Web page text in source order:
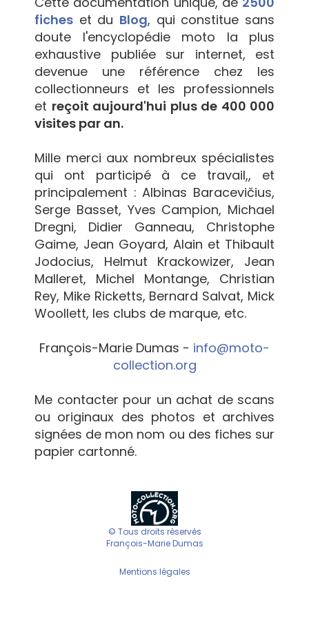
fiches et du Blog, qui constitue sans
doute l'encyclopédie moto la plus
exhaustive publiée sur internet, est
devenue une référence chez les
collectionneurs et les professionnels
et reçoit aujourd'hui plus de 400 000
visites par an.
Mille merci aux nombreux spécialistes
qui ont participé à ce travail,, et
principalement : Albinas Baracevičius,
Serge Basset, Yves Campion, Michael
Dregni, Didier Ganneau, Christophe
Gaime, Jean Goyard, Alain et Thibault
Jodocius, Helmut Krackowizer, Jean
Malleret, Michel Montange, Christian
Rey, Mike Ricketts, Bernard Salvat, Mick
Woollett, les clubs de marque, etc.
François-Marie Dumas - info@moto-
collection.org
Me contacter pour un achat de scans
ou originaux des photos et archives
signées de mon nom ou des fiches sur
papier cartonné.
© Tous droits réservés
François-Marie Dumas
Mentions légales